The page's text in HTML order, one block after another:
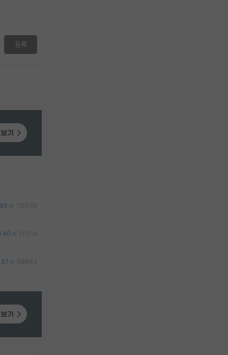
등록
95 116036
40 111014
37 88883